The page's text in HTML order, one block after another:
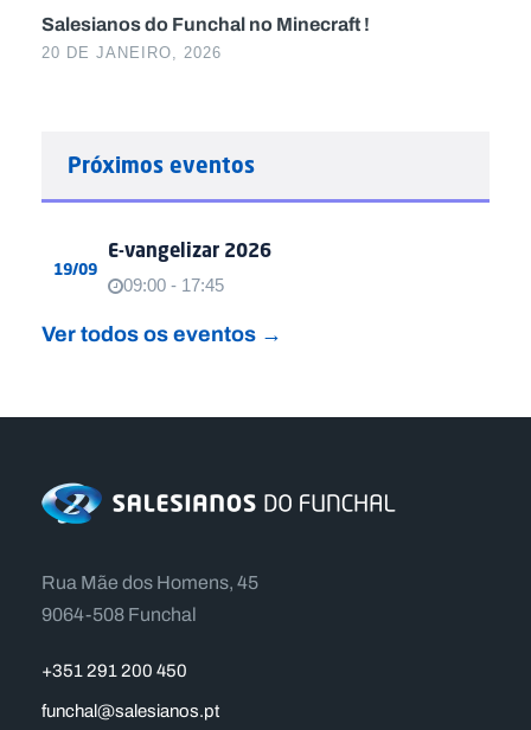
Salesianos do Funchal no Minecraft !
20 DE JANEIRO, 2026
Próximos eventos
19/09
E-vangelizar 2026
09:00 - 17:45
Ver todos os eventos →
Rua Mãe dos Homens, 45
9064-508 Funchal
+351 291 200 450
funchal@salesianos.pt